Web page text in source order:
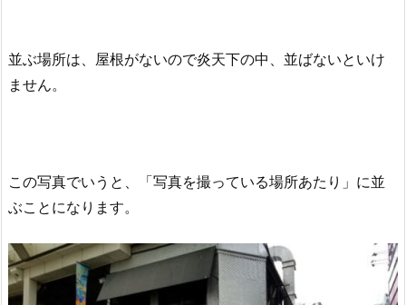
並ぶ場所は、屋根がないので炎天下の中、並ばないといけ
ません。
この写真でいうと、「写真を撮っている場所あたり」に並
ぶことになります。